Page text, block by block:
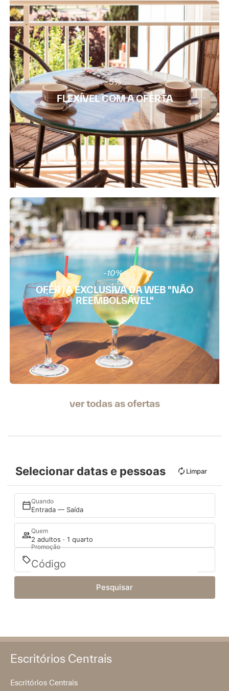
FLEXÍVEL COM A OFERTA
-5%
OFERTA EXCLUSIVA DA WEB "NÃO
REEMBOLSÁVEL"
-10%
ver todas as ofertas
Selecionar datas e pessoas Limpar
Quando
Entrada — Saída
Quem
2 adultos · 1 quarto
Promoção
Pesquisar
Escritórios Centrais
Escritórios Centrais